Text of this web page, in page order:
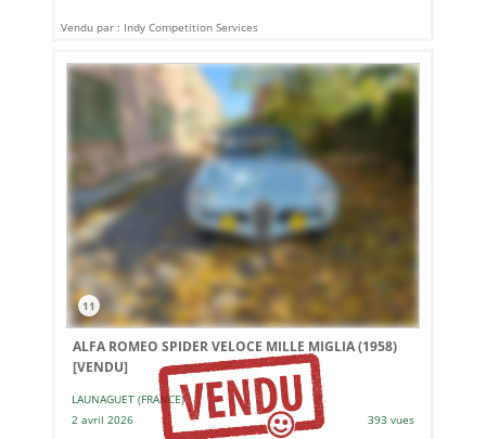
Vendu par : Indy Competition Services
11
ALFA ROMEO SPIDER VELOCE MILLE MIGLIA (1958)
[VENDU]
LAUNAGUET (FRANCE)
2 avril 2026
393 vues